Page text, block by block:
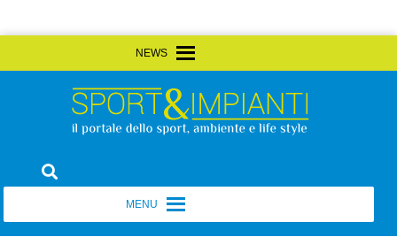
to
Sport&Impianti